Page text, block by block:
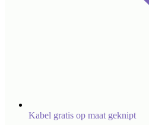
Kabel gratis op maat geknipt